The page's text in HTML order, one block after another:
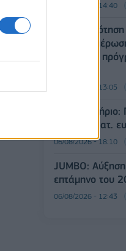
06/08/2026 - 14:40
μέσα
πενταετές
06/08/2026 - 13:05
320,42 εκατ.
06/08/2026 - 18:10
JUMBO:
επτάμηνο του
06/08/2026 - 12:43